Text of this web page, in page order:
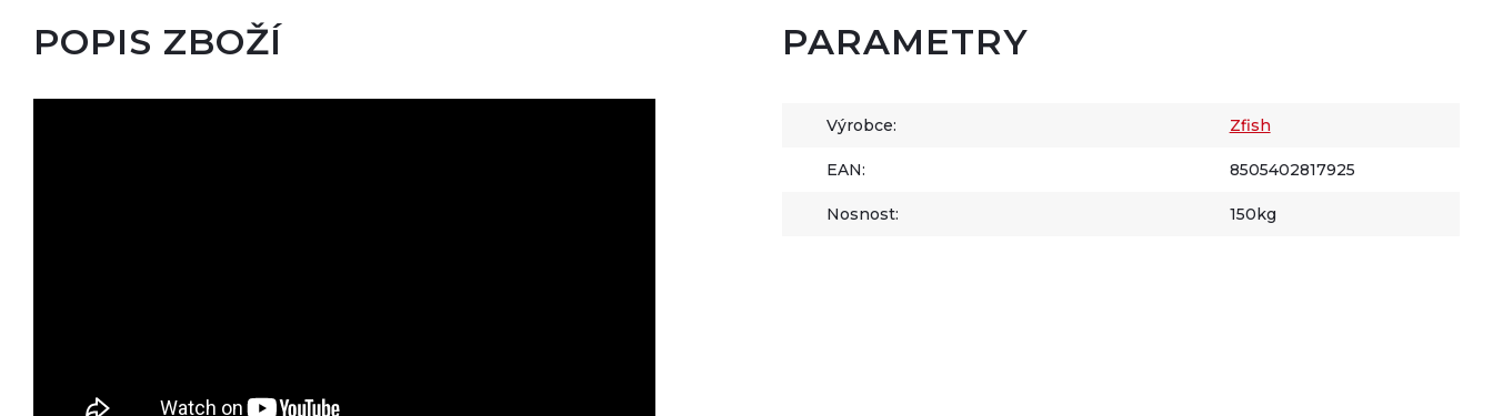
POPIS ZBOŽÍ PARAMETRY
Výrobce: Zfish
EAN: 8505402817925
Nosnost: 150kg